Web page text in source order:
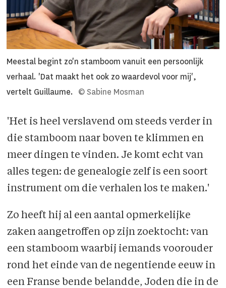
Meestal begint zo'n stamboom vanuit een persoonlijk
verhaal. 'Dat maakt het ook zo waardevol voor mij',
vertelt Guillaume. © Sabine Mosman
'Het is heel verslavend om steeds verder in
die stamboom naar boven te klimmen en
meer dingen te vinden. Je komt echt van
alles tegen: de genealogie zelf is een soort
instrument om die verhalen los te maken.'
Zo heeft hij al een aantal opmerkelijke
zaken aangetroffen op zijn zoektocht: van
een stamboom waarbij iemands voorouder
rond het einde van de negentiende eeuw in
een Franse bende belandde, Joden die in de